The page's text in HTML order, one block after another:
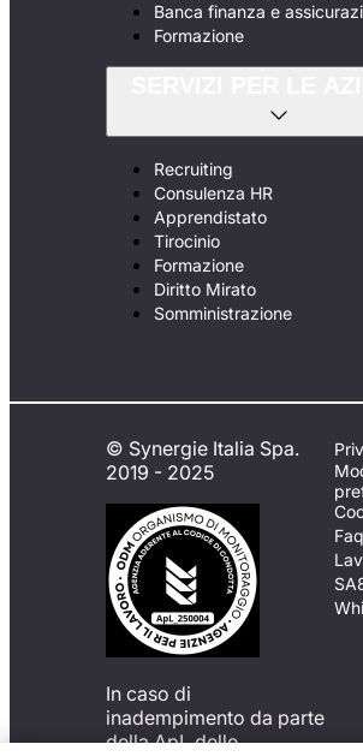
Banca finanza e
Formazione
Recruiting
Consulenza HR
Apprendistato
Tirocinio
Formazione
Diritto Mirato
Somministrazione
© Synergie Italia Spa.
2019 - 2025
In caso di
inadempimento da parte
della ApL delle
Faq